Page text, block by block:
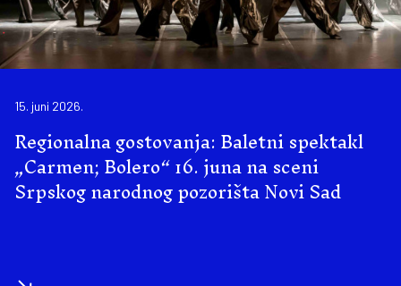
15. juni 2026.
Regionalna gostovanja: Baletni spektakl
„Carmen; Bolero“ 16. juna na sceni
Srpskog narodnog pozorišta Novi Sad